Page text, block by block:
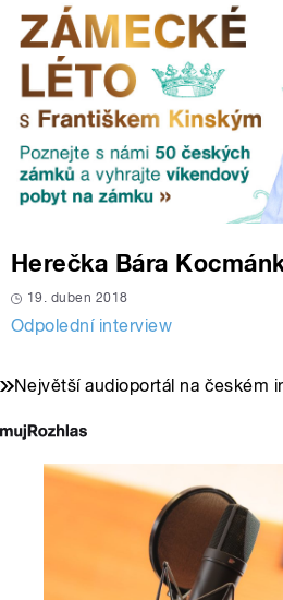
Herečka Bára
19. duben 2018
Odpolední interview
Největší audioportál na českém